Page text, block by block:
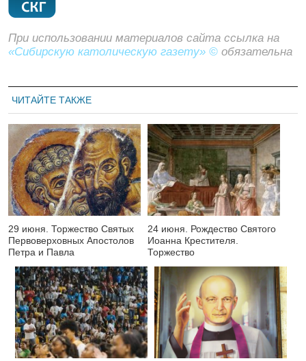
При использовании материалов сайта ссылка на
«Сибирскую католическую газету» © обязательна
ЧИТАЙТЕ ТАКЖЕ
29 июня. Торжество Святых
Первоверховных Апостолов
Петра и Павла
24 июня. Рождество Святого
Иоанна Крестителя.
Торжество